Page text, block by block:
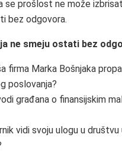
se prošlost ne može
bez odgovora.
ne smeju ostati bez
firma Marka Bošnjaka
poslovanja?
građana o finansijskim
vidi svoju ulogu u društvu